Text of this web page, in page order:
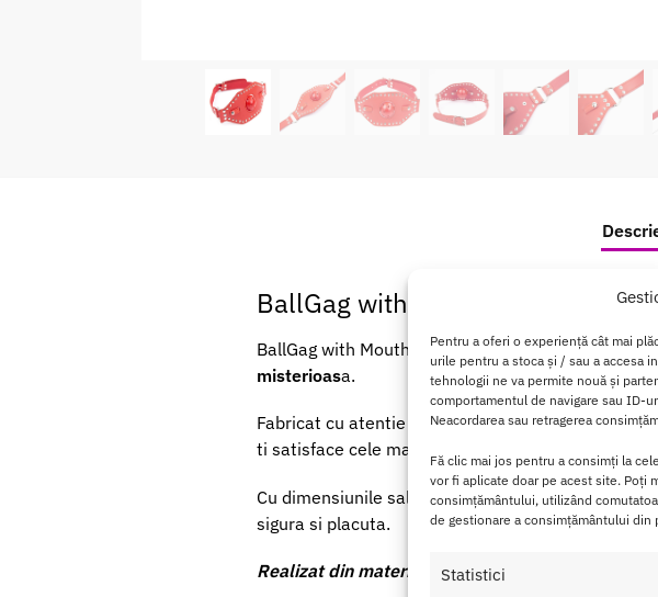
Pentru a oferi o experiență cât mai
urile pentru a stoca și / sau a accesa
tehnologii ne va permite nouă și
comportamentul de navigare sau ID-
Neacordarea sau retragerea
Fă clic mai jos pentru a consimți la
vor fi aplicate doar pe acest site. Poți
consimțământului, utilizând
de gestionare a consimțământului din
Statistici
BallGag with Mouth Mask Red
BallGag with Mouth Mask este un dispozitiv de
misterioasa.
Fabricat cu atentie la detalii si din materiale de
ti satisface cele mai adanci dorinte.
Cu dimensiunile sale de 57 cm lungime si 4,5 cm
sigura si placuta.
Realizat din materiale sintetice premium si